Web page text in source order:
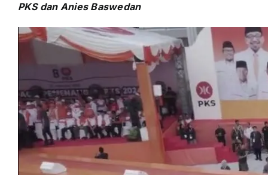
PKS dаn Anies Baswedan